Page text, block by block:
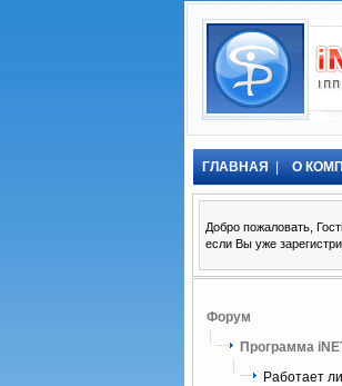
ГЛАВНАЯ О
Добро пожаловать,
если Вы уже
Форум
Программа
Работает